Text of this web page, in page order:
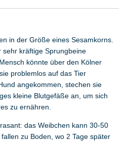
in der Größe eines Sesamkorns.
kräftige Sprungbeine
könnte über den Kölner
problemlos auf das Tier
angekommen, stechen sie
kleine Blutgefäße an, um sich
zu ernähren.
das Weibchen kann 30-50
zu Boden, wo 2 Tage später